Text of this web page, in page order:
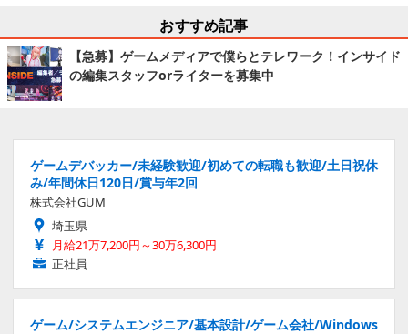
おすすめ記事
【急募】ゲームメディアで僕らとテレワーク！インサイド
の編集スタッフorライターを募集中
ゲームデバッカー/未経験歓迎/初めての転職も歓迎/土日祝休
み/年間休日120日/賞与年2回
株式会社GUM
埼玉県
月給21万7,200円～30万6,300円
正社員
ゲーム/システムエンジニア/基本設計/ゲーム会社/Windows